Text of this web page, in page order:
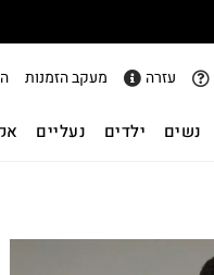
עזרה מעקב הזמנות
נשים ילדים נעליים